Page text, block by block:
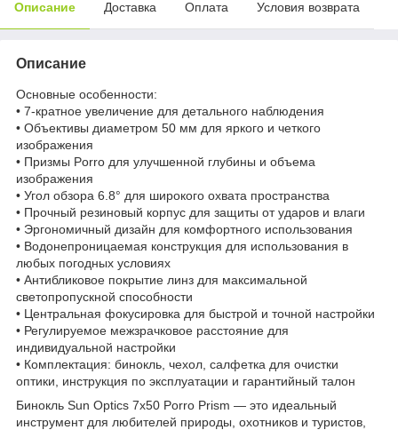
Описание Доставка Оплата Условия возврата
Описание
Основные особенности:
• 7-кратное увеличение для детального наблюдения
• Объективы диаметром 50 мм для яркого и четкого
изображения
• Призмы Porro для улучшенной глубины и объема
изображения
• Угол обзора 6.8° для широкого охвата пространства
• Прочный резиновый корпус для защиты от ударов и влаги
• Эргономичный дизайн для комфортного использования
• Водонепроницаемая конструкция для использования в
любых погодных условиях
• Антибликовое покрытие линз для максимальной
светопропускной способности
• Центральная фокусировка для быстрой и точной настройки
• Регулируемое межзрачковое расстояние для
индивидуальной настройки
• Комплектация: бинокль, чехол, салфетка для очистки
оптики, инструкция по эксплуатации и гарантийный талон
Бинокль Sun Optics 7x50 Porro Prism — это идеальный
инструмент для любителей природы, охотников и туристов,